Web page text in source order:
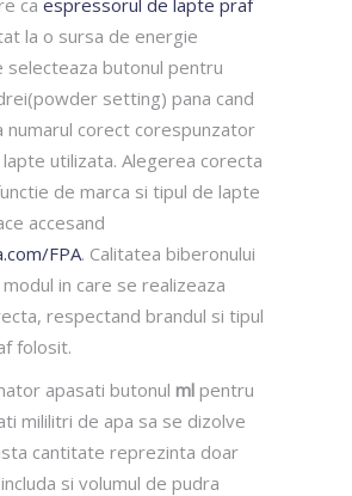
ca espressorul de lapte praf
la o sursa de energie
selecteaza butonul pentru
setting) pana cand
numarul corect corespunzator
utilizata. Alegerea corecta
de marca si tipul de lapte
accesand
FPA. Calitatea biberonului
in care se realizeaza
respectand brandul si tipul
folosit.
apasati butonul ml pentru
mililitri de apa sa se dizolve
cantitate reprezinta doar
si volumul de pudra